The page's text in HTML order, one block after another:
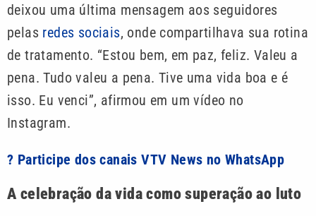
deixou uma última mensagem aos seguidores
pelas redes sociais, onde compartilhava sua rotina
de tratamento. “Estou bem, em paz, feliz. Valeu a
pena. Tudo valeu a pena. Tive uma vida boa e é
isso. Eu venci”, afirmou em um vídeo no
Instagram.
? Participe dos canais VTV News no WhatsApp
A celebração da vida como superação ao luto